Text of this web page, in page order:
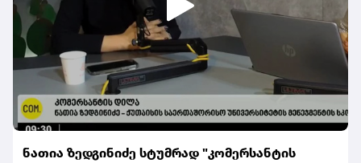
ნათია ზედგინიძე სტუმრად "კომერსანტის